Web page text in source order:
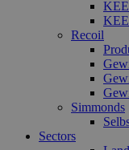
Recoil
Simmonds
Sectors